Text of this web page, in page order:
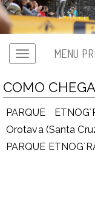
MENU
COMO
PARQUE
Orotava (Santa
PARQUE